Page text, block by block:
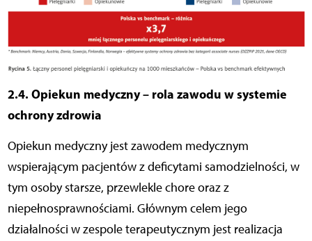
2.4. Opiekun medyczny – rola zawodu w systemie
ochrony zdrowia
Opiekun medyczny jest zawodem medycznym
wspierającym pacjentów z deficytami samodzielności, w
tym osoby starsze, przewlekle chore oraz z
niepełnosprawnościami. Głównym celem jego
działalności w zespole terapeutycznym jest realizacja